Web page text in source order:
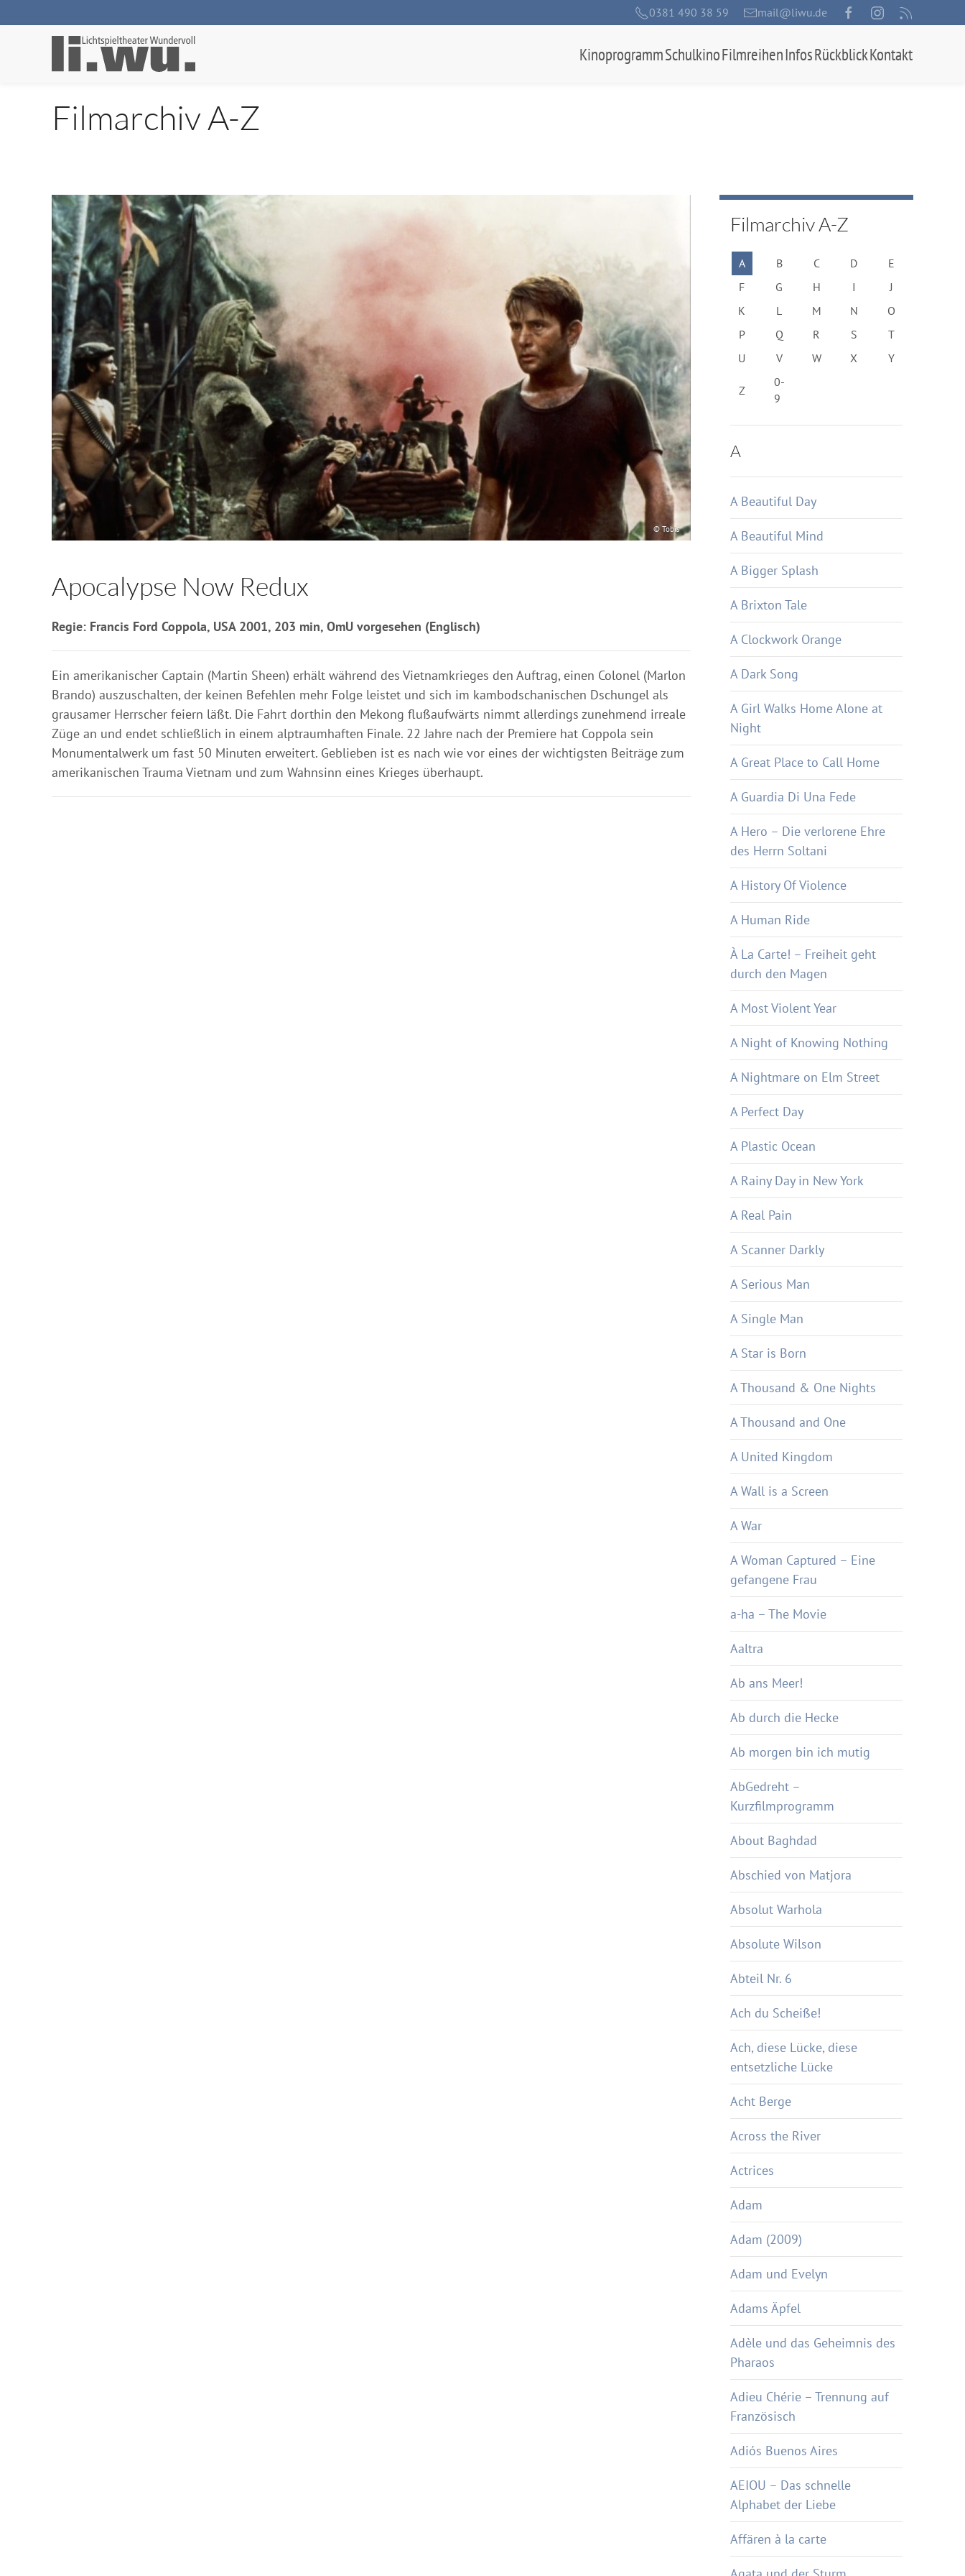
0381 490 38 59 mail@liwu.de
KinoprogrammSchulkinoFilmreihenInfosRückblickKontakt
Filmarchiv A-Z
© Tobis
Apocalypse Now Redux
Regie: Francis Ford Coppola, USA 2001, 203 min, OmU vorgesehen (Englisch)
Ein amerikanischer Captain (Martin Sheen) erhält während des Vietnamkrieges den Auftrag, einen Colonel (Marlon
Brando) auszuschalten, der keinen Befehlen mehr Folge leistet und sich im kambodschanischen Dschungel als
grausamer Herrscher feiern läßt. Die Fahrt dorthin den Mekong flußaufwärts nimmt allerdings zunehmend irreale
Züge an und endet schließlich in einem alptraumhaften Finale. 22 Jahre nach der Premiere hat Coppola sein
Monumentalwerk um fast 50 Minuten erweitert. Geblieben ist es nach wie vor eines der wichtigsten Beiträge zum
amerikanischen Trauma Vietnam und zum Wahnsinn eines Krieges überhaupt.
Filmarchiv A-Z
A B C D
E
F
G H I
J
K
L M N
O
P
Q R S
T
U
V W X Y
Z
0-
9
A
A Beautiful Day
A Beautiful Mind
A Bigger Splash
A Brixton Tale
A Clockwork Orange
A Dark Song
A Girl Walks Home Alone at
Night
A Great Place to Call Home
A Guardia Di Una Fede
A Hero – Die verlorene Ehre
des Herrn Soltani
A History Of Violence
A Human Ride
À La Carte! – Freiheit geht
durch den Magen
A Most Violent Year
A Night of Knowing Nothing
A Nightmare on Elm Street
A Perfect Day
A Plastic Ocean
A Rainy Day in New York
A Real Pain
A Scanner Darkly
A Serious Man
A Single Man
A Star is Born
A Thousand & One Nights
A Thousand and One
A United Kingdom
A Wall is a Screen
A War
A Woman Captured – Eine
gefangene Frau
a-ha – The Movie
Aaltra
Ab ans Meer!
Ab durch die Hecke
Ab morgen bin ich mutig
AbGedreht –
Kurzfilmprogramm
About Baghdad
Abschied von Matjora
Absolut Warhola
Absolute Wilson
Abteil Nr. 6
Ach du Scheiße!
Ach, diese Lücke, diese
entsetzliche Lücke
Acht Berge
Across the River
Actrices
Adam
Adam (2009)
Adam und Evelyn
Adams Äpfel
Adèle und das Geheimnis des
Pharaos
Adieu Chérie – Trennung auf
Französisch
Adiós Buenos Aires
AEIOU – Das schnelle
Alphabet der Liebe
Affären à la carte